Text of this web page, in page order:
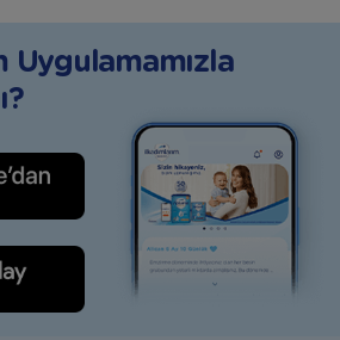
Uygulamamızla